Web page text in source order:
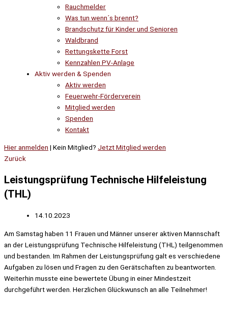
Rauchmelder
Was tun wenn´s brennt?
Brandschutz für Kinder und Senioren
Waldbrand
Rettungskette Forst
Kennzahlen PV-Anlage
Aktiv werden & Spenden
Aktiv werden
Feuerwehr-Förderverein
Mitglied werden
Spenden
Kontakt
Hier anmelden | Kein Mitglied? Jetzt Mitglied werden
Zurück
Leistungsprüfung Technische Hilfeleistung
(THL)
14.10.2023
Am Samstag haben 11 Frauen und Männer unserer aktiven Mannschaft
an der Leistungsprüfung Technische Hilfeleistung (THL) teilgenommen
und bestanden. Im Rahmen der Leistungsprüfung galt es verschiedene
Aufgaben zu lösen und Fragen zu den Gerätschaften zu beantworten.
Weiterhin musste eine bewertete Übung in einer Mindestzeit
durchgeführt werden. Herzlichen Glückwunsch an alle Teilnehmer!